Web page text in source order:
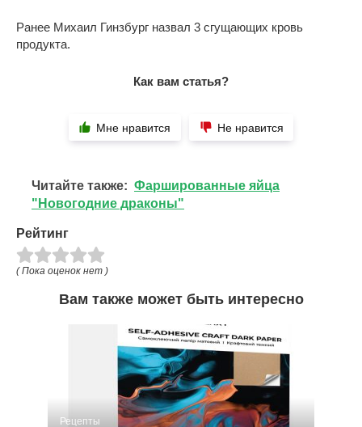
Ранее Михаил Гинзбург назвал 3 сгущающих кровь
продукта.
Как вам статья?
Мне нравится Не нравится
Читайте также: Фаршированные яйца
"Новогодние драконы"
Рейтинг
( Пока оценок нет )
Вам также может быть интересно
Рецепты